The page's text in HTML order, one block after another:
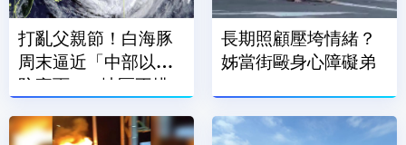
打亂父親節！白海豚
周末逼近「中部以北
防豪雨」 1地區不排
長期照顧壓垮情緒？
姊當街毆身心障礙弟